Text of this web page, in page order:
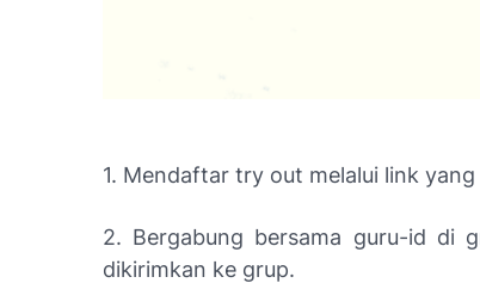
1. Mendaftar try out melalui link
2. Bergabung bersama guru-id di
dikirimkan ke grup.